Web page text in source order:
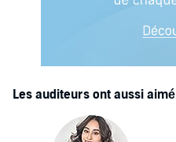
Les auditeurs ont aussi aimé